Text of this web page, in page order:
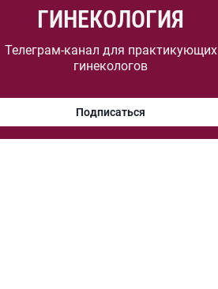
ГИНЕКОЛОГИЯ
Телеграм-канал для практикующих
гинекологов
Подписаться